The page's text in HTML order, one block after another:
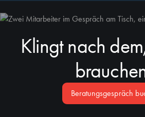
Klingt nach
Beratungsgespräch